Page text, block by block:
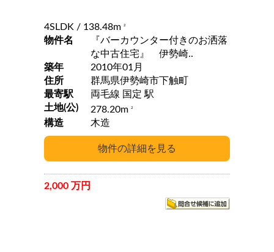
4SLDK / 138.48m 2
物件名
『バーカウンター付きのお洒落
な中古住宅』 伊勢崎..
築年
2010年01月
住所
群馬県伊勢崎市下触町
最寄駅
両毛線 国定 駅
土地(公)
278.20m 2
構造 木造
2,000 万円